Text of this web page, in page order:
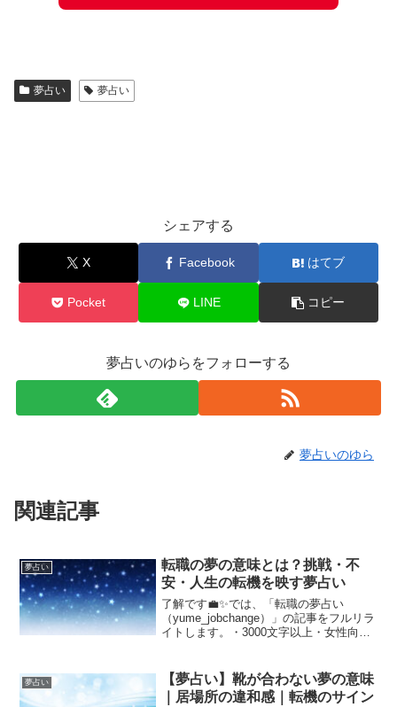
夢占い 夢占い
シェアする
X Facebook はてブ
Pocket LINE コピー
夢占いのゆらをフォローする
夢占いのゆら
関連記事
夢占い
転職の夢の意味とは？挑戦・不
安・人生の転機を映す夢占い
了解です💼✨では、「転職の夢占い
（yume_jobchange）」の記事をフルリラ
イトします。・3000文字以上・女性向
解説・WordPressブロックエディタにそ
のま...
夢占い
【夢占い】靴が合わない夢の意味
｜居場所の違和感｜転機のサイン